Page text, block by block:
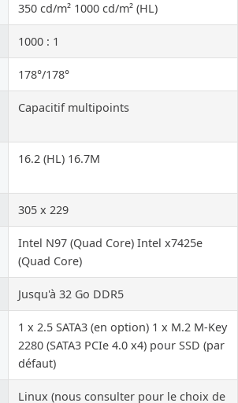
350 cd/m² 1000 cd/m² (HL)
1000 : 1
178°/178°
Capacitif multipoints
16.2 (HL) 16.7M
305 x 229
Intel N97 (Quad Core) Intel x7425e
(Quad Core)
Jusqu'à 32 Go DDR5
1 x 2.5 SATA3 (en option) 1 x M.2 M-Key
2280 (SATA3 PCIe 4.0 x4) pour SSD (par
défaut)
Linux (nous consulter pour le choix de